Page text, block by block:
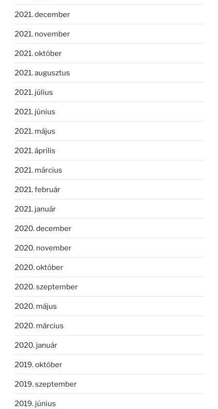
2021. december
2021. november
2021. október
2021. augusztus
2021. július
2021. június
2021. május
2021. április
2021. március
2021. február
2021. január
2020. december
2020. november
2020. október
2020. szeptember
2020. május
2020. március
2020. január
2019. október
2019. szeptember
2019. június